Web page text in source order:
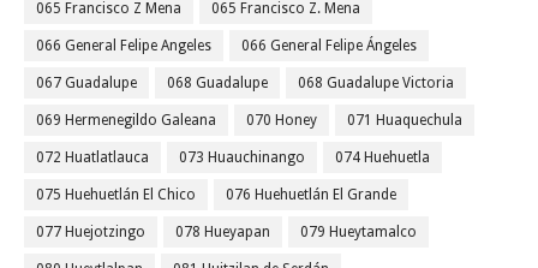
065 Francisco Z Mena 065 Francisco Z. Mena
066 General Felipe Angeles 066 General Felipe Ángeles
067 Guadalupe 068 Guadalupe 068 Guadalupe Victoria
069 Hermenegildo Galeana 070 Honey 071 Huaquechula
072 Huatlatlauca 073 Huauchinango 074 Huehuetla
075 Huehuetlán El Chico 076 Huehuetlán El Grande
077 Huejotzingo 078 Hueyapan 079 Hueytamalco